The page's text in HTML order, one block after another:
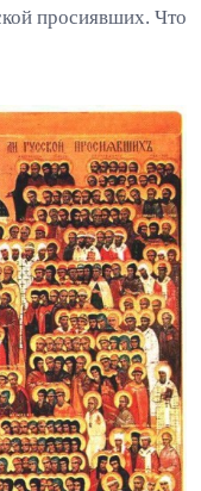
просиявших. Что